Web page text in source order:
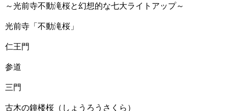
～光前寺不動滝桜と幻想的な七大ライトアップ～
光前寺「不動滝桜」
仁王門
参道
三門
古木の鐘楼桜（しょうろうさくら）